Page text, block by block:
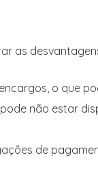
as
o que
não estar
de